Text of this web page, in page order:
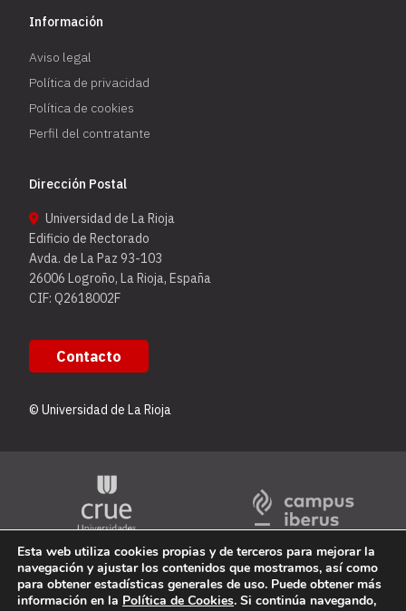
Información
Aviso legal
Política de privacidad
Política de cookies
Perfil del contratante
Dirección Postal
Universidad de La Rioja
Edificio de Rectorado
Avda. de La Paz 93-103
26006 Logroño, La Rioja, España
CIF: Q2618002F
Contacto
© Universidad de La Rioja
Esta web utiliza cookies propias y de terceros para mejorar la
navegación y ajustar los contenidos que mostramos, así como
para obtener estadísticas generales de uso. Puede obtener más
información en la Política de Cookies. Si continúa navegando,